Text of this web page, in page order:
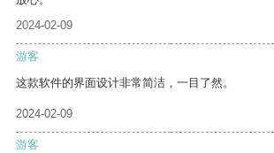
2024-02-09
游客
这款软件的界面设计非常简洁，一目了然。
2024-02-09
游客